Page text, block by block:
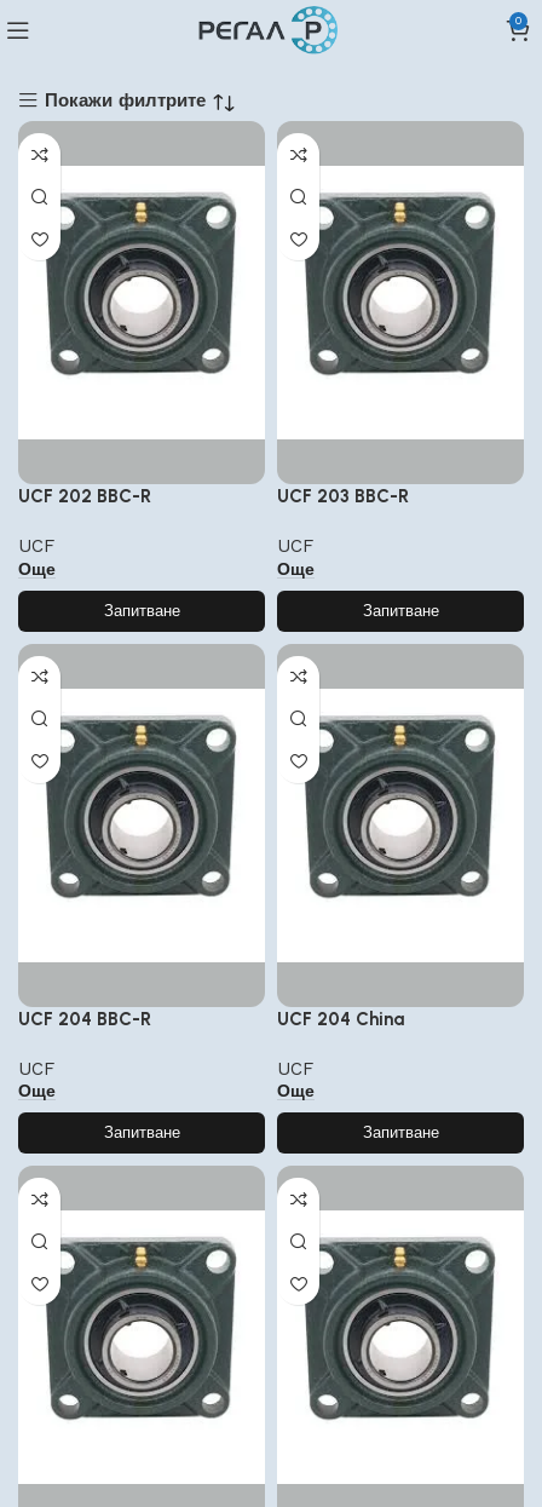
0
Покажи филтрите
UCF 202 BBC-R
UCF
Още
Запитване
UCF 203 BBC-R
UCF
Още
Запитване
UCF 204 BBC-R
UCF
Още
Запитване
UCF 204 China
UCF
Още
Запитване